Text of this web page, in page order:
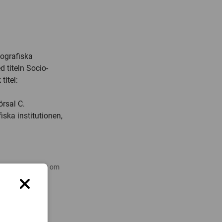
titeln Socio-
titel:
C.
institutionen,
forskning om